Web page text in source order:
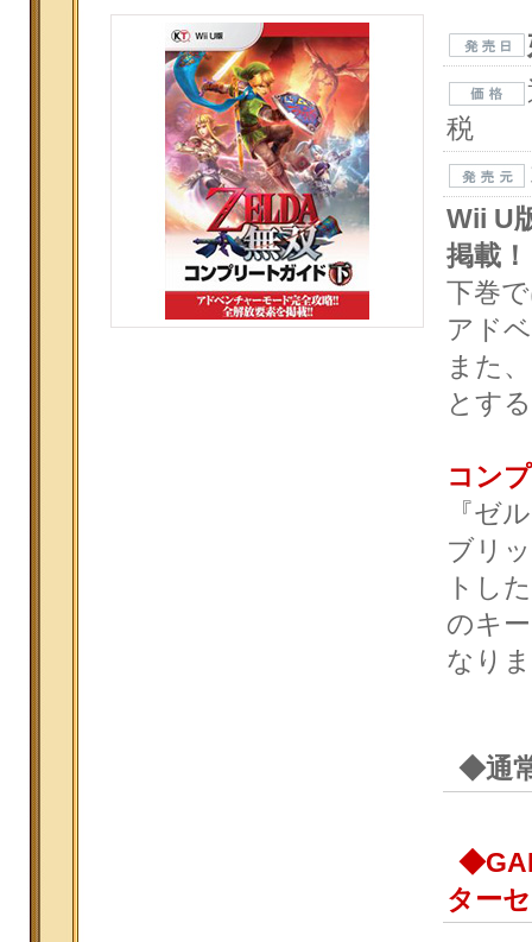
税
Wii U
掲載
下巻
アド
また
とす
コン
『ゼ
ブリ
トし
のキ
なり
◆通
ター